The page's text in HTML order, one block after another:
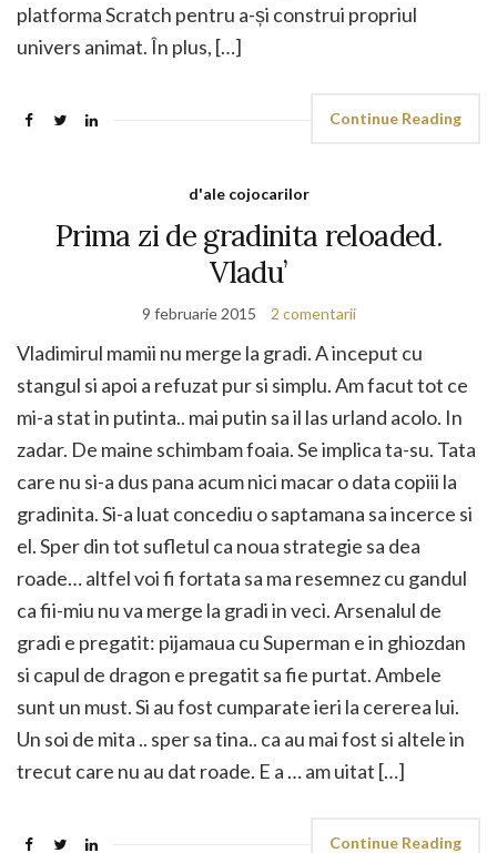
platforma Scratch pentru a-și construi propriul
univers animat. În plus, […]
Continue Reading
d'ale cojocarilor
Prima zi de gradinita reloaded.
Vladu’
9 februarie 2015 2 comentarii
Vladimirul mamii nu merge la gradi. A inceput cu
stangul si apoi a refuzat pur si simplu. Am facut tot ce
mi-a stat in putinta.. mai putin sa il las urland acolo. In
zadar. De maine schimbam foaia. Se implica ta-su. Tata
care nu si-a dus pana acum nici macar o data copiii la
gradinita. Si-a luat concediu o saptamana sa incerce si
el. Sper din tot sufletul ca noua strategie sa dea
roade… altfel voi fi fortata sa ma resemnez cu gandul
ca fii-miu nu va merge la gradi in veci. Arsenalul de
gradi e pregatit: pijamaua cu Superman e in ghiozdan
si capul de dragon e pregatit sa fie purtat. Ambele
sunt un must. Si au fost cumparate ieri la cererea lui.
Un soi de mita .. sper sa tina.. ca au mai fost si altele in
trecut care nu au dat roade. E a … am uitat […]
Continue Reading